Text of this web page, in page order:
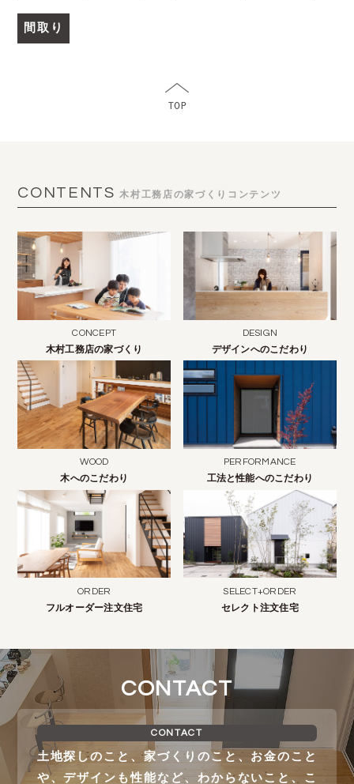
間取り
CONTENTS 木村工務店の家づくりコンテンツ
CONCEPT
木村工務店の家づくり
DESIGN
デザインへのこだわり
WOOD
木へのこだわり
PERFORMANCE
工法と性能へのこだわり
ORDER
フルオーダー注文住宅
SELECT+ORDER
セレクト注文住宅
CONTACT
CONTACT
土地探しのこと、家づくりのこと、お金のこと
や、デザインも性能など、わからないこと、こ